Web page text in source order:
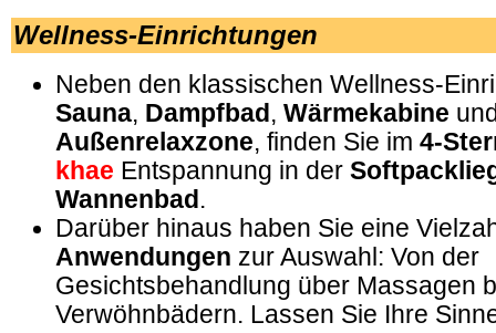
Wellness-Einrichtungen
Neben den klassischen Wellness-
Sauna, Dampfbad , Wärmekabine
Außenrelaxzone, finden Sie im 4-
khae Entspannung in der
Wannenbad .
Darüber hinaus haben Sie eine
Anwendungen zur Auswahl: Von der
Gesichtsbehandlung über Massagen
Verwöhnbädern. Lassen Sie Ihre